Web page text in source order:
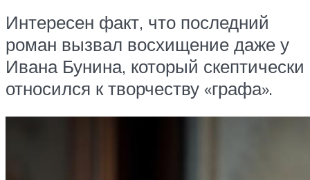
Интересен факт, что последний
роман вызвал восхищение даже у
Ивана Бунина, который скептически
относился к творчеству «графа».